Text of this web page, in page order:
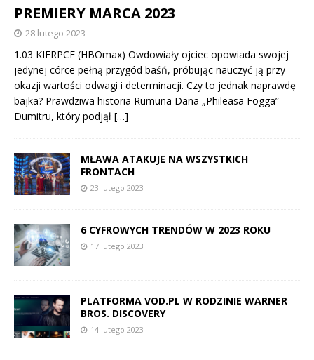
PREMIERY MARCA 2023
28 lutego 2023
1.03 KIERPCE (HBOmax) Owdowiały ojciec opowiada swojej
jedynej córce pełną przygód baśń, próbując nauczyć ją przy
okazji wartości odwagi i determinacji. Czy to jednak naprawdę
bajka? Prawdziwa historia Rumuna Dana „Phileasa Fogga”
Dumitru, który podjął […]
MŁAWA ATAKUJE NA WSZYSTKICH
FRONTACH
23 lutego 2023
6 CYFROWYCH TRENDÓW W 2023 ROKU
17 lutego 2023
PLATFORMA VOD.PL W RODZINIE WARNER
BROS. DISCOVERY
14 lutego 2023